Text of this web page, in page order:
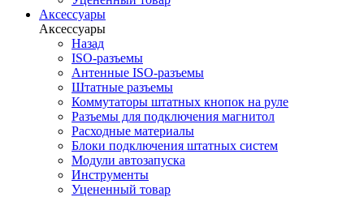
Аксессуары
Аксессуары
Назад
ISO-разъемы
Антенные ISO-разъемы
Штатные разъемы
Коммутаторы штатных кнопок на руле
Разъемы для подключения магнитол
Расходные материалы
Блоки подключения штатных систем
Модули автозапуска
Инструменты
Уцененный товар